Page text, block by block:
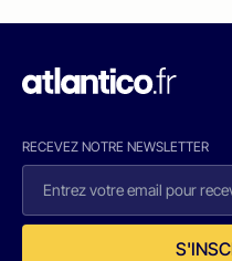
RECEVEZ NOTRE NEWSLETTER